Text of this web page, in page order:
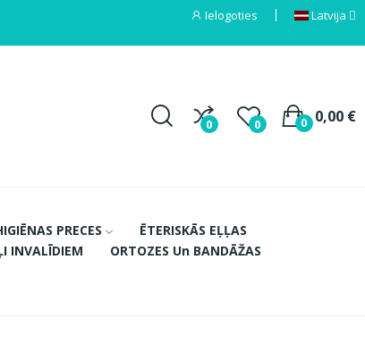
Ielogoties Latvija
0 0 0,00 €
0
PRECES
ĒTERISKĀS EĻĻAS
INVALĪDIEM
ORTOZES Un BANDĀŽAS